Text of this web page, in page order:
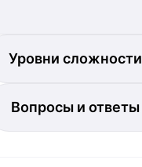
Уровни сложности
Вопросы и ответы